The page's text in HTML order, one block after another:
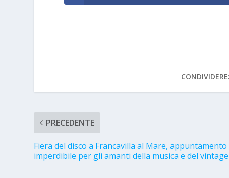
CONDIVIDERE:
PRECEDENTE
Fiera del disco a Francavilla al Mare, appuntamento
imperdibile per gli amanti della musica e del vintage